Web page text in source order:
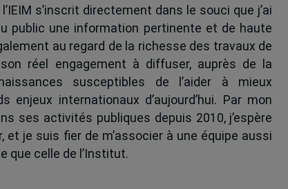
s’inscrit directement dans le souci que j’ai
public une information pertinente et de haute
au regard de la richesse des travaux de
réel engagement à diffuser, auprès de la
susceptibles de l’aider à mieux
enjeux internationaux d’aujourd’hui. Par mon
ses activités publiques depuis 2010, j’espère
et je suis fier de m’associer à une équipe aussi
que celle de l’Institut.